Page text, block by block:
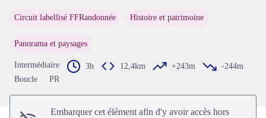
Voir l'image en plein écran
Circuit labellisé FFRandonnée Histoire et patrimoine
Panorama et paysages
Intermédiaire 3h 12,4km +243m
-244m
Boucle
PR
Embarquer cet élément afin d'y avoir accès hors